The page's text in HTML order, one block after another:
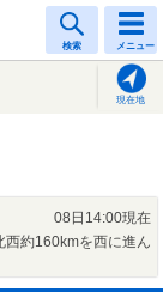
検索 メニュー
現在地
08日14:00現在
西約160kmを西に進ん